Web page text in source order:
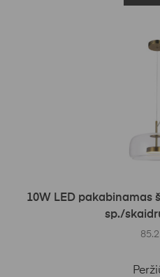
Į
10W LED pakabinamas
sp./